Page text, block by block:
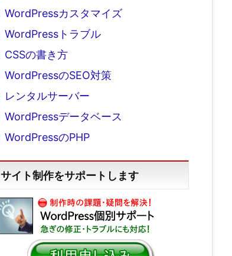
WordPressカスタマイズ
WordPressトラブル
CSSの書き方
WordPressのSEO対策
レンタルサーバー
WordPressデータベース
WordPressのPHP
サイト制作をサポートします